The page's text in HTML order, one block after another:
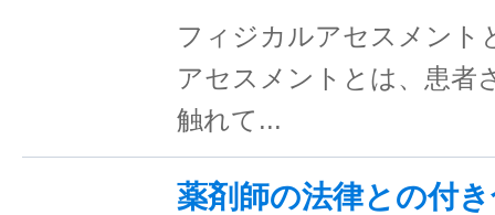
フィジカルアセスメント
アセスメントとは、患者
触れて...
薬剤師の法律との付